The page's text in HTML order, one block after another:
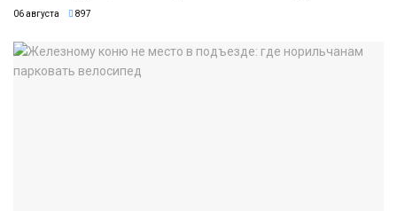
06 августа 897